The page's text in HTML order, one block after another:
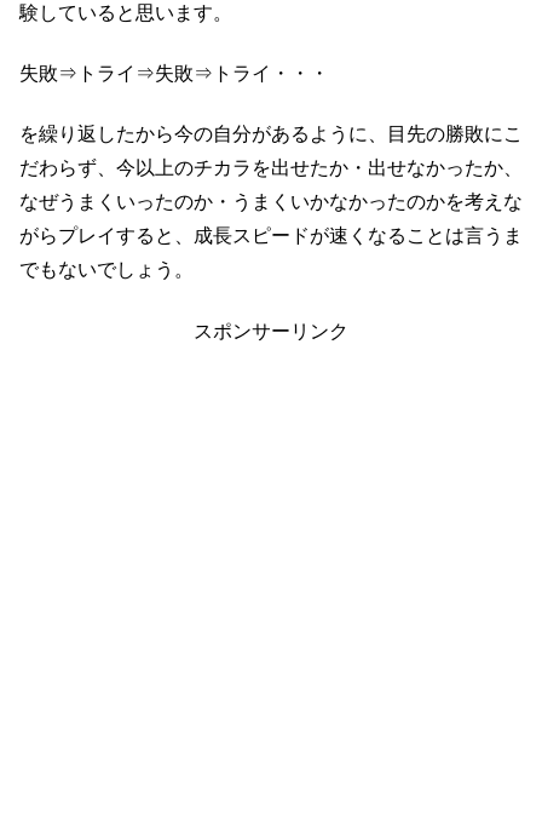
験していると思います。
失敗⇒トライ⇒失敗⇒トライ・・・
を繰り返したから今の自分があるように、目先の勝敗にこ
だわらず、今以上のチカラを出せたか・出せなかったか、
なぜうまくいったのか・うまくいかなかったのかを考えな
がらプレイすると、成長スピードが速くなることは言うま
でもないでしょう。
スポンサーリンク